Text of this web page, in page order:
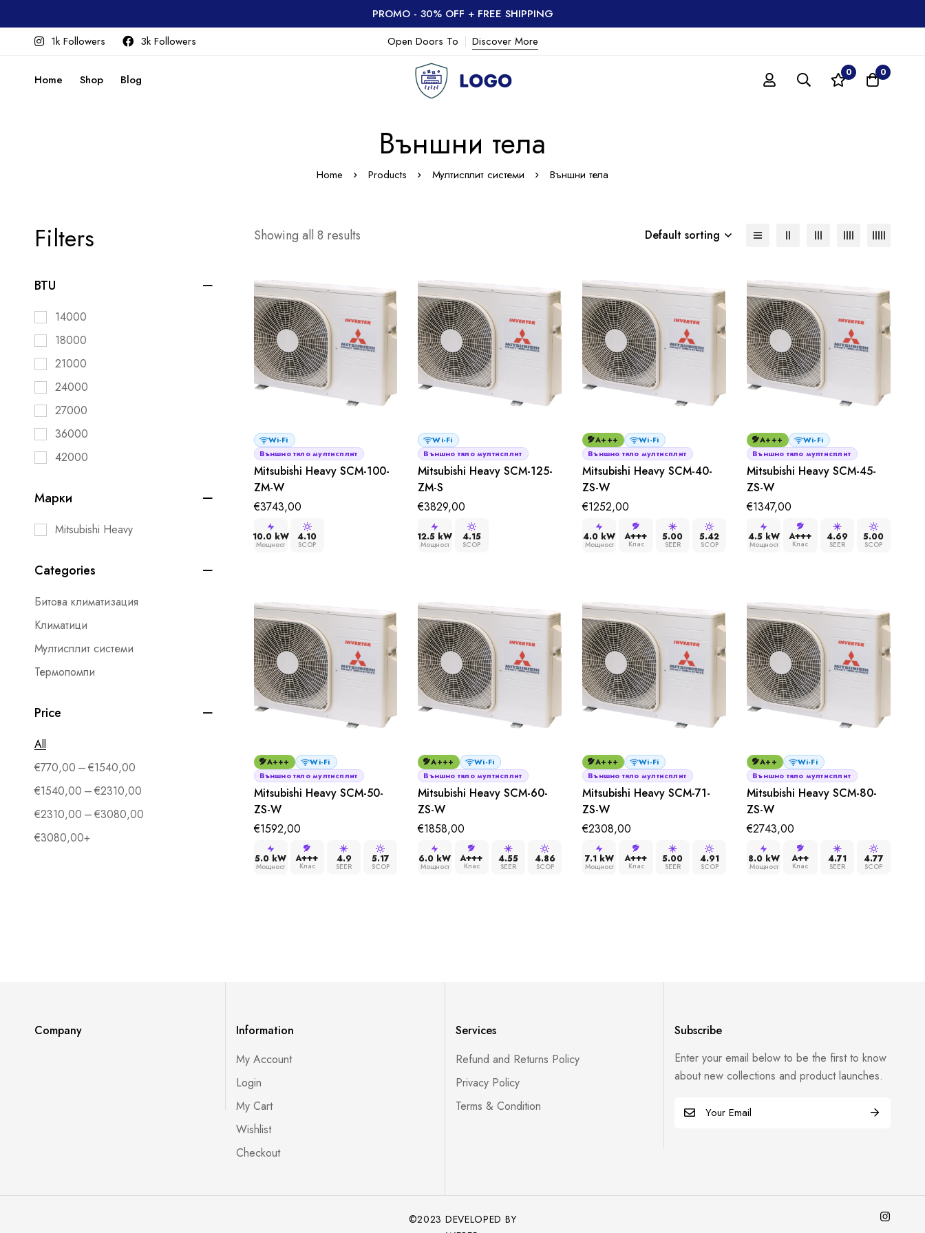
PROMO - 30% OFF + FREE SHIPPING
1k Followers
3k Followers Open Doors To Discover More
Home Shop Blog 0 0
Външни тела
Home Products Мултисплит системи Външни тела
Filters
BTU
14000
18000
21000
24000
27000
36000
42000
Марки
Mitsubishi Heavy
Categories
Битова климатизация
Климатици
Мултисплит системи
Термопомпи
Price
All
€770,00 –€1540,00
€1540,00 –€2310,00
€2310,00 –€3080,00
€3080,00+
Showing all 8 results Default sorting
Wi-Fi
Външно тяло мултисплит
Mitsubishi Heavy SCM-100-
ZM-W
€3743,00
10.0 kW
Мощност
4.10
SCOP
Wi-Fi
Външно тяло мултисплит
Mitsubishi Heavy SCM-125-
ZM-S
€3829,00
12.5 kW
Мощност
4.15
SCOP
A+++
Wi-Fi
Външно тяло мултисплит
Mitsubishi Heavy SCM-40-
ZS-W
€1252,00
4.0 kW
Мощност
A+++
Клас
5.00
SEER
5.42
SCOP
A+++
Wi-Fi
Външно тяло мултисплит
Mitsubishi Heavy SCM-45-
ZS-W
€1347,00
4.5 kW
Мощност
A+++
Клас
4.69
SEER
5.00
SCOP
A+++
Wi-Fi
Външно тяло мултисплит
Mitsubishi Heavy SCM-50-
ZS-W
€1592,00
5.0 kW
Мощност
A+++
Клас
4.9
SEER
5.17
SCOP
A+++
Wi-Fi
Външно тяло мултисплит
Mitsubishi Heavy SCM-60-
ZS-W
€1858,00
6.0 kW
Мощност
A+++
Клас
4.55
SEER
4.86
SCOP
A+++
Wi-Fi
Външно тяло мултисплит
Mitsubishi Heavy SCM-71-
ZS-W
€2308,00
7.1 kW
Мощност
A+++
Клас
5.00
SEER
4.91
SCOP
A++
Wi-Fi
Външно тяло мултисплит
Mitsubishi Heavy SCM-80-
ZS-W
€2743,00
8.0 kW
Мощност
A++
Клас
4.71
SEER
4.77
SCOP
Company
Information
My Account
Login
My Cart
Wishlist
Checkout
Services
Refund and Returns Policy
Privacy Policy
Terms & Condition
Subscribe
Enter your email below to be the first to know
about new collections and product launches.
©2023 DEVELOPED BY